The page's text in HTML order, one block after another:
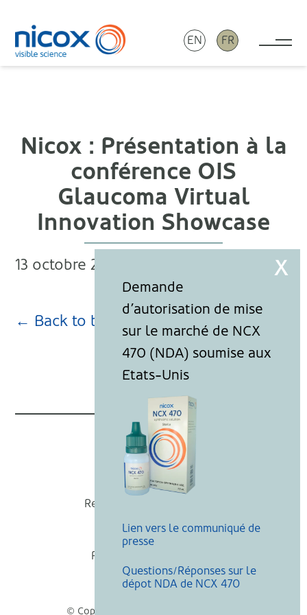
Nicox
EN FR
Nicox : Présentation à la
conférence OIS
Glaucoma Virtual
Innovation Showcase
13 octobre 2021
← Back to blog page
Nicox
Recevoir nos actualités
Mentions légales
Politique de cookies
Recherche
© Copyright Nicox, Tous droits réservés
Lien vers le communiqué de
presse
Questions/Réponses sur le
dépot NDA de NCX 470